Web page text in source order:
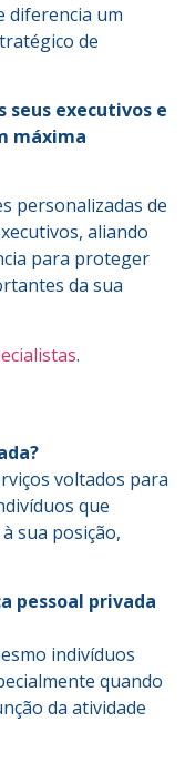
diferencia um
de
executivos e
máxima
personalizadas de
aliando
para proteger
da sua
.
voltados para
que
sua posição,
pessoal privada
indivíduos
quando
da atividade